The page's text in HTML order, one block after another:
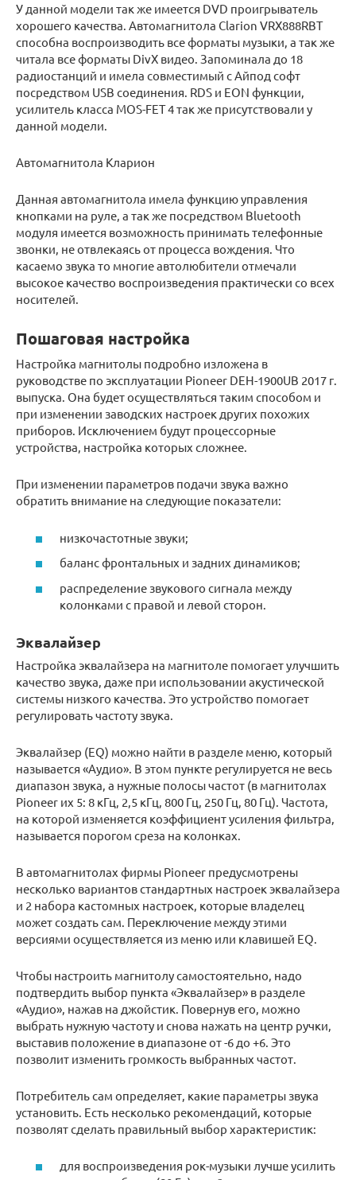
У данной модели так же имеется DVD проигрыватель
хорошего качества. Автомагнитола Clarion VRX888RBT
способна воспроизводить все форматы музыки, а так же
читала все форматы DivX видео. Запоминала до 18
радиостанций и имела совместимый с Айпод софт
посредством USB соединения. RDS и EON функции,
усилитель класса MOS-FET 4 так же присутствовали у
данной модели.
Автомагнитола Кларион
Данная автомагнитола имела функцию управления
кнопками на руле, а так же посредством Bluetooth
модуля имеется возможность принимать телефонные
звонки, не отвлекаясь от процесса вождения. Что
касаемо звука то многие автолюбители отмечали
высокое качество воспроизведения практически со всех
носителей.
Пошаговая настройка
Настройка магнитолы подробно изложена в
руководстве по эксплуатации Pioneer DEH-1900UB 2017 г.
выпуска. Она будет осуществляться таким способом и
при изменении заводских настроек других похожих
приборов. Исключением будут процессорные
устройства, настройка которых сложнее.
При изменении параметров подачи звука важно
обратить внимание на следующие показатели:
низкочастотные звуки;
баланс фронтальных и задних динамиков;
распределение звукового сигнала между
колонками с правой и левой сторон.
Эквалайзер
Настройка эквалайзера на магнитоле помогает улучшить
качество звука, даже при использовании акустической
системы низкого качества. Это устройство помогает
регулировать частоту звука.
Эквалайзер (EQ) можно найти в разделе меню, который
называется «Аудио». В этом пункте регулируется не весь
диапазон звука, а нужные полосы частот (в магнитолах
Pioneer их 5: 8 кГц, 2,5 кГц, 800 Гц, 250 Гц, 80 Гц). Частота,
на которой изменяется коэффициент усиления фильтра,
называется порогом среза на колонках.
В автомагнитолах фирмы Pioneer предусмотрены
несколько вариантов стандартных настроек эквалайзера
и 2 набора кастомных настроек, которые владелец
может создать сам. Переключение между этими
версиями осуществляется из меню или клавишей EQ.
Чтобы настроить магнитолу самостоятельно, надо
подтвердить выбор пункта «Эквалайзер» в разделе
«Аудио», нажав на джойстик. Повернув его, можно
выбрать нужную частоту и снова нажать на центр ручки,
выставив положение в диапазоне от -6 до +6. Это
позволит изменить громкость выбранных частот.
Потребитель сам определяет, какие параметры звука
установить. Есть несколько рекомендаций, которые
позволят сделать правильный выбор характеристик:
для воспроизведения рок-музыки лучше усилить